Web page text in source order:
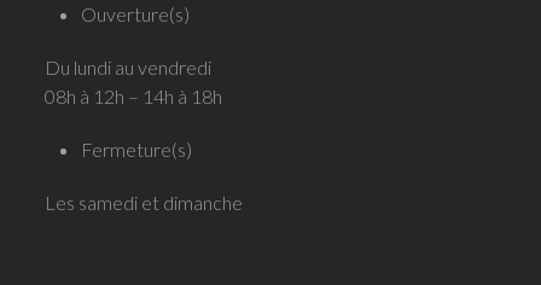
Ouverture(s)
Du lundi au vendredi
08h à 12h – 14h à 18h
Fermeture(s)
Les samedi et dimanche